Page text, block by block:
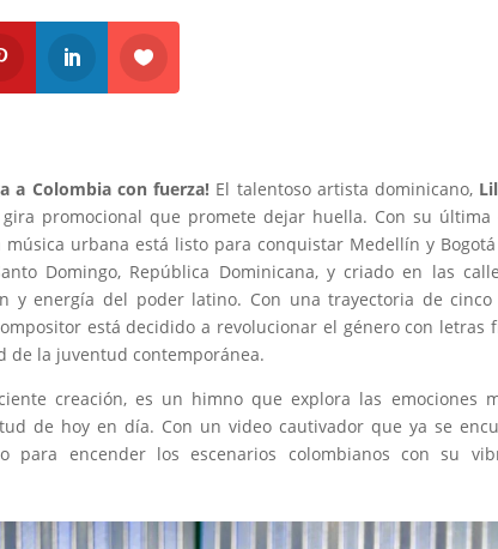
a Colombia con fuerza! El talentoso artista dominicano,
promocional que promete dejar huella. Con su última
música urbana está listo para conquistar Medellín y
Domingo, República Dominicana, y criado en las
y energía del poder latino. Con una trayectoria de
está decidido a revolucionar el género con letras
de la juventud contemporánea.
creación, es un himno que explora las emociones
de hoy en día. Con un video cautivador que ya se
para encender los escenarios colombianos con su